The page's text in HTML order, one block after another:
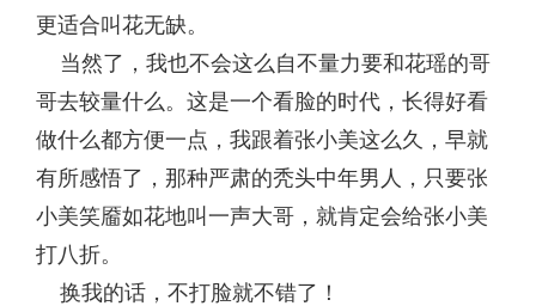
更适合叫花无缺。
当然了，我也不会这么自不量力要和花瑶的哥
哥去较量什么。这是一个看脸的时代，长得好看
做什么都方便一点，我跟着张小美这么久，早就
有所感悟了，那种严肃的秃头中年男人，只要张
小美笑靥如花地叫一声大哥，就肯定会给张小美
打八折。
换我的话，不打脸就不错了！